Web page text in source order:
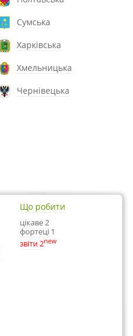
Сумська
Харківська
Хмельницька
Чернівецька
Що робити
цікаве 2
фортеці 1
звіти 2new